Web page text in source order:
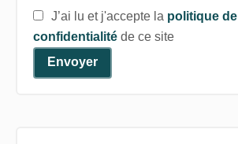
J’ai lu et j'accepte la politique de
confidentialitéde ce site
Envoyer